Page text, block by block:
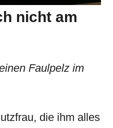
nicht am
Faulpelz im
die ihm alles